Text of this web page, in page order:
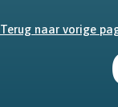
Terug naar vorige